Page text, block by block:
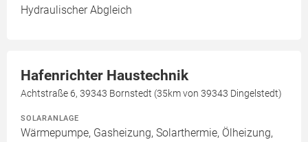
Hydraulischer Abgleich
Hafenrichter Haustechnik
Achtstraße 6, 39343 Bornstedt (35km von 39343 Dingelstedt)
SOLARANLAGE
Wärmepumpe, Gasheizung, Solarthermie, Ölheizung,